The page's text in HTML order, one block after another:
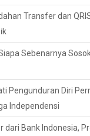
Transfer dan
Sebenarnya
Pengunduran Diri
Independensi
dari Bank Indonesia,